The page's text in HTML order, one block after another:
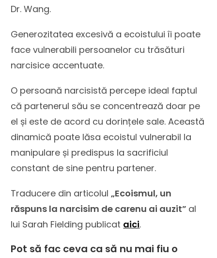
Dr. Wang.
Generozitatea excesivă a ecoistului îi poate
face vulnerabili persoanelor cu trăsături
narcisice accentuate.
O persoană narcisistă percepe ideal faptul
că partenerul său se concentrează doar pe
el și este de acord cu dorințele sale. Această
dinamică poate lăsa ecoistul vulnerabil la
manipulare și predispus la sacrificiul
constant de sine pentru partener.
Traducere din articolul„Ecoismul, un
răspuns la narcisim de carenu ai auzit” al
lui Sarah Fielding publicat aici.
Pot să fac ceva ca să nu mai fiu o